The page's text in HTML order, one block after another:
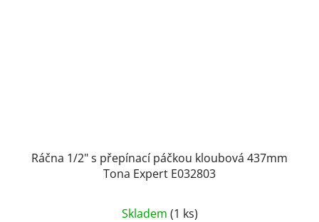
Ráčna 1/2" s přepínací páčkou kloubová 437mm
Tona Expert E032803
Skladem (1 ks)